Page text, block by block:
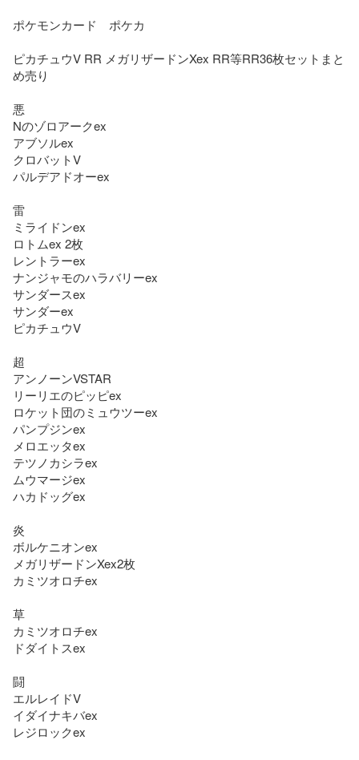
ポケモンカード　ポケカ
ピカチュウV RR メガリザードンXex RR等RR36枚セットまと
め売り
悪
Nのゾロアークex
アブソルex
クロバットV
パルデアドオーex
雷
ミライドンex
ロトムex 2枚
レントラーex
ナンジャモのハラバリーex
サンダースex
サンダーex
ピカチュウV
超
アンノーンVSTAR
リーリエのピッピex
ロケット団のミュウツーex
パンプジンex
メロエッタex
テツノカシラex
ムウマージex
ハカドッグex
炎
ボルケニオンex
メガリザードンXex2枚
カミツオロチex
草
カミツオロチex
ドダイトスex
闘
エルレイドV
イダイナキバex
レジロックex